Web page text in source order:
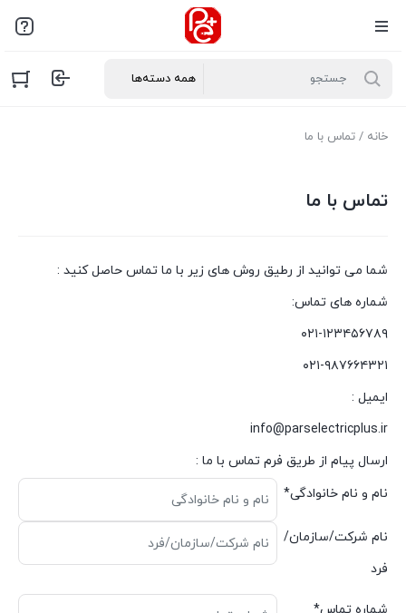
خانه / تماس با ما
تماس با ما
شما می توانید از رطیق روش های زیر با ما تماس حاصل کنید :
شماره های تماس:
۰۲۱-۱۲۳۴۵۶۷۸۹
۰۲۱-۹۸۷۶۶۴۳۲۱
ایمیل :
info@parselectricplus.ir
ارسال پیام از طریق فرم تماس با ما :
نام و نام خانوادگی*
نام شرکت/سازمان/
فرد